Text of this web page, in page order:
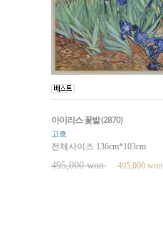
아이리스 꽃밭 (2870)
고흐
전체사이즈 136cm*103cm
495,000 won 495,000 won